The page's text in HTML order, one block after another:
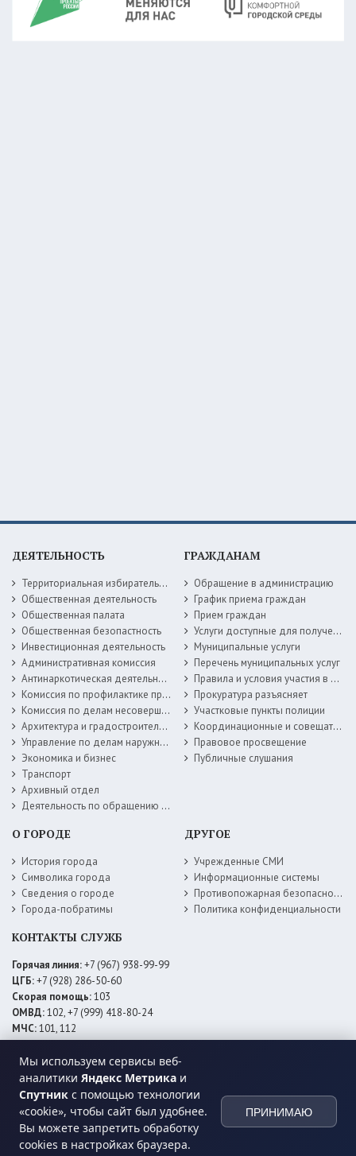
Мы используем сервисы веб-
аналитики Яндекс Метрика и
Спутник с помощью технологии
«cookie», чтобы сайт был удобнее.
Вы можете запретить обработку
cookies в настройках браузера.
ПРИНИМАЮ
ДЕЯТЕЛЬНОСТЬ
Территориальная избирательная комиссия
Общественная деятельность
Общественная палата
Общественная безопастность
Инвестиционная деятельность
Административная комиссия
Антинаркотическая деятельность
Комиссия по профилактике правонарушений
Комиссия по делам несовершеннолетних
Архитектура и градостроительство
Управление по делам наружной рекламы
Экономика и бизнес
Транспорт
Архивный отдел
Деятельность по обращению с животными без владельцев
ГРАЖДАНАМ
Обращение в администрацию
График приема граждан
Прием граждан
Услуги доступные для получения в электронной форме
Муниципальные услуги
Перечень муниципальных услуг
Правила и условия участия в жилищных программах
Прокуратура разъясняет
Участковые пункты полиции
Координационные и совещательные органы
Правовое просвещение
Публичные слушания
О ГОРОДЕ
История города
Символика города
Сведения о городе
Города-побратимы
ДРУГОЕ
Учрежденные СМИ
Информационные системы
Противопожарная безопасность
Политика конфиденциальности
КОНТАКТЫ СЛУЖБ
Горячая линия:+7 (967) 938-99-99
ЦГБ:+7 (928) 286-50-60
Скорая помощь:103
ОМВД:102, +7 (999) 418-80-24
МЧС:101, 112
ЕДДС:+7 (928) 576-09-83
Электросети:+7 (800) 220-02-20
Даггаз:+7 (928) 980-64-04
Горводоснаб: +7 (928) 559-59-74
Теплоснаб: +7 (928) 873-27-09
МФЦ:+7 (938) 777-82-44